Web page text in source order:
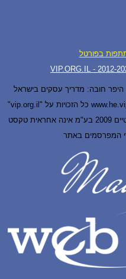
בפורטל
חובה: מדריך עסקים בישראל
"vip.org.il" כל הזכויות על www.he.vip.org.il באתר וחומרים להציב בה נמצאים
בבעלות וויב טיים 2009 בע"מ חברת וויב טיים 2009 בע"מ אינה אחראית טקסט